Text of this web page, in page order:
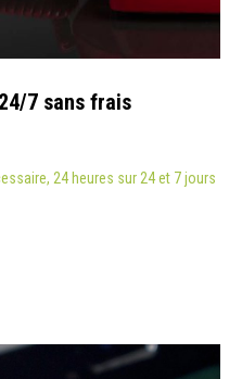
7 sans frais
24 heures sur 24 et 7 jours